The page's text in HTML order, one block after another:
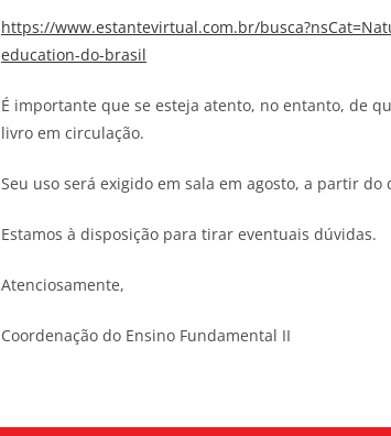
https://www.estantevirtual.com.br/
education-do-brasil
É importante que se esteja atento, no entanto, de
livro em circulação.
Seu uso será exigido em sala em agosto, a partir do
Estamos à disposição para tirar eventuais dúvidas.
Atenciosamente,
Coordenação do Ensino Fundamental II